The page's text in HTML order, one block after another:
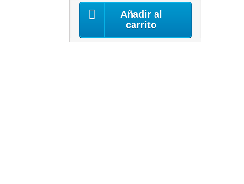
Añadir al
carrito